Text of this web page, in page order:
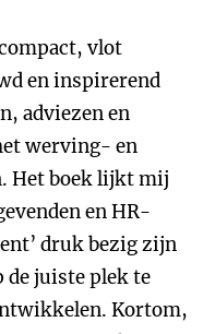
vlot
en inspirerend
adviezen en
werving- en
Het boek lijkt mij
en HR-
druk bezig zijn
de juiste plek te
Kortom,